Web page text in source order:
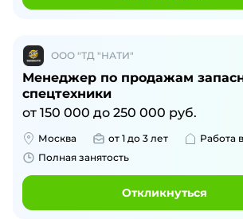
ООО "ТД "НАТИ"
Менеджер по продажам
спецтехники
от 150 000 до 250 000 руб.
Москва от 1 до 3 лет
Работа
Полная занятость
Откликнуться